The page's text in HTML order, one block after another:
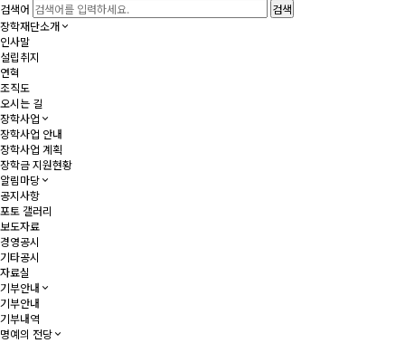
검색어
장학재단소개
인사말
설립취지
연혁
조직도
오시는 길
장학사업
장학사업 안내
장학사업 계획
장학금 지원현황
알림마당
공지사항
포토 갤러리
보도자료
경영공시
기타공시
자료실
기부안내
기부안내
기부내역
명예의 전당